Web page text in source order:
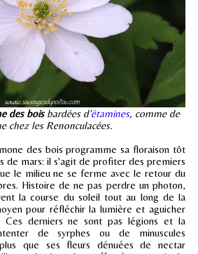
des bois bardées d'étamines, comme de
chez les Renonculacées.
des bois programme sa floraison tôt
de mars: il s'agit de profiter des premiers
le milieu ne se ferme avec le retour du
Histoire de ne pas perdre un photon,
la course du soleil tout au long de la
pour réfléchir la lumière et aguicher
Ces derniers ne sont pas légions et la
de syrphes ou de minuscules
que ses fleurs dénuées de nectar